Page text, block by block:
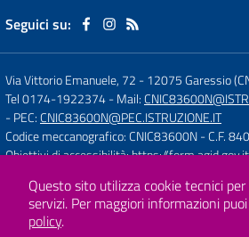
Seguici su:
Via Vittorio Emanuele, 72 -12075 Garessio
Tel 0174-1922374- Mail:
- PEC:CNIC83600N@PEC.ISTRUZIONE.IT
Codice meccanografico: CNIC83600N- C.F.
Obiettivi di accessibilità:https://
Concept &
Questo sito utilizza cookie tecnici
servizi. Per maggiori informazioni
policy.